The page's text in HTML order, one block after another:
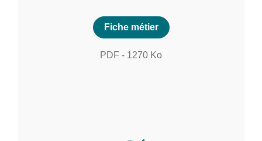
Fiche métier
PDF - 1270 Ko